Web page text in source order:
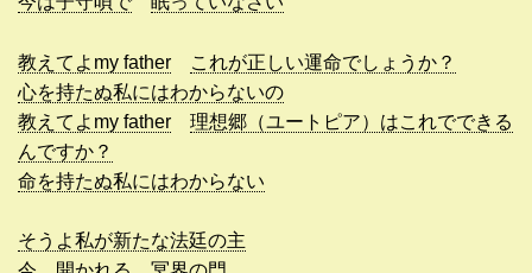
教えてよmy father
これが正しい運命でしょうか？
心を持たぬ私にはわからないの
教えてよmy father
理想郷（ユートピア）はこれでできる
んですか？
命を持たぬ私にはわからない
そうよ私が新たな法廷の主